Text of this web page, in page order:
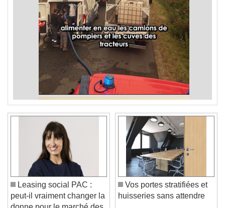
Leasing social PAC :
peut-il vraiment changer la
Vos portes stratifiées et